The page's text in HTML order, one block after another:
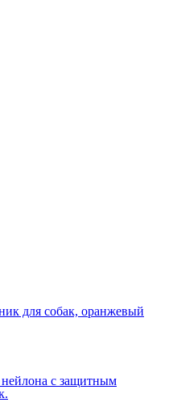
для собак, оранжевый
с защитным